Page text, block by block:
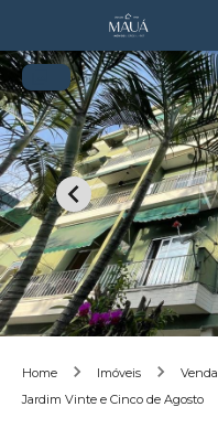
Home Imóveis Venda
Jardim Vinte e Cinco de Agosto